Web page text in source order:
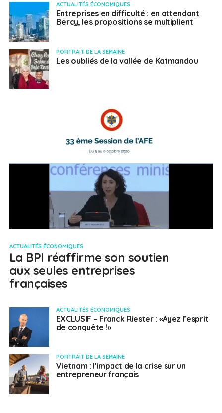
ACTUALITÉS ÉCONOMIQUES
Entreprises en difficulté : en attendant
Bercy, les propositions se multiplient
PORTRAIT DE LA SEMAINE
Les oubliés de la vallée de Katmandou
ACTUALITÉS ÉCONOMIQUES
La BPI réaffirme son soutien
aux seules entreprises
françaises
ACTUALITÉS ÉCONOMIQUES
EXCLUSIF – Franck Riester : «Ayez l’esprit
de conquête !»
PORTRAIT DE LA SEMAINE
Vietnam : l’impact de la crise sur un
entrepreneur français